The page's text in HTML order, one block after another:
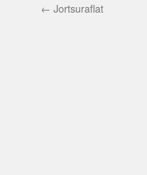
← Jortsuraflat